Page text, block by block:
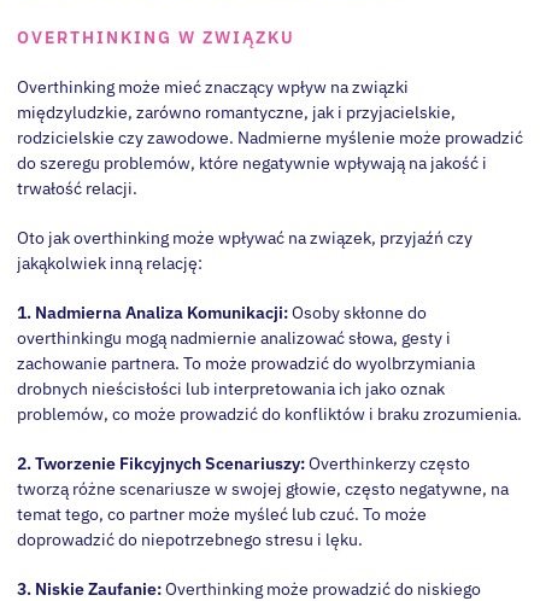
OVERTHINKING W ZWIĄZKU
Overthinking może mieć znaczący wpływ na związki
międzyludzkie, zarówno romantyczne, jak i przyjacielskie,
rodzicielskie czy zawodowe. Nadmierne myślenie może prowadzić
do szeregu problemów, które negatywnie wpływają na jakość i
trwałość relacji.
Oto jak overthinking może wpływać na związek, przyjaźń czy
jakąkolwiek inną relację:
1. Nadmierna Analiza Komunikacji:Osoby skłonne do
overthinkingu mogą nadmiernie analizować słowa, gesty i
zachowanie partnera. To może prowadzić do wyolbrzymiania
drobnych nieścisłości lub interpretowania ich jako oznak
problemów, co może prowadzić do konfliktów i braku zrozumienia.
2. Tworzenie Fikcyjnych Scenariuszy:Overthinkerzy często
tworzą różne scenariusze w swojej głowie, często negatywne, na
temat tego, co partner może myśleć lub czuć. To może
doprowadzić do niepotrzebnego stresu i lęku.
3. Niskie Zaufanie:Overthinking może prowadzić do niskiego